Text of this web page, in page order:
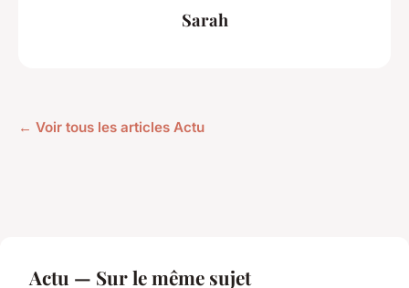
Sarah
← Voir tous les articles Actu
Actu — Sur le même sujet